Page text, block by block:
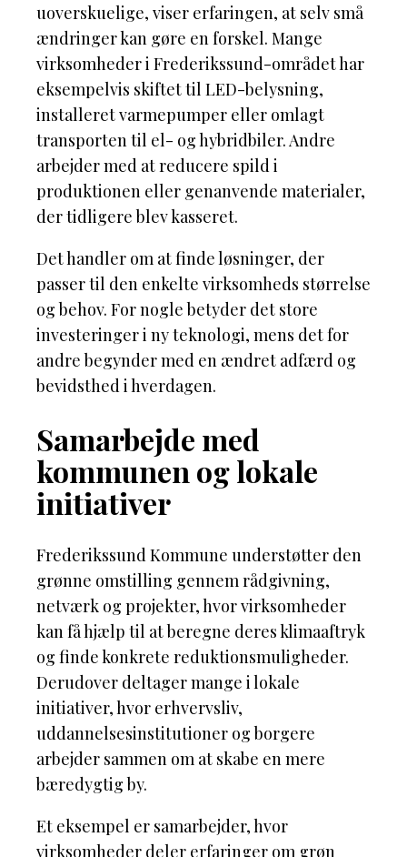
uoverskuelige, viser erfaringen, at selv små
ændringer kan gøre en forskel. Mange
virksomheder i Frederikssund-området har
eksempelvis skiftet til LED-belysning,
installeret varmepumper eller omlagt
transporten til el- og hybridbiler. Andre
arbejder med at reducere spild i
produktionen eller genanvende materialer,
der tidligere blev kasseret.
Det handler om at finde løsninger, der
passer til den enkelte virksomheds størrelse
og behov. For nogle betyder det store
investeringer i ny teknologi, mens det for
andre begynder med en ændret adfærd og
bevidsthed i hverdagen.
Samarbejde med
kommunen og lokale
initiativer
Frederikssund Kommune understøtter den
grønne omstilling gennem rådgivning,
netværk og projekter, hvor virksomheder
kan få hjælp til at beregne deres klimaaftryk
og finde konkrete reduktionsmuligheder.
Derudover deltager mange i lokale
initiativer, hvor erhvervsliv,
uddannelsesinstitutioner og borgere
arbejder sammen om at skabe en mere
bæredygtig by.
Et eksempel er samarbejder, hvor
virksomheder deler erfaringer om grøn